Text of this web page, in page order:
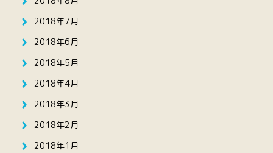
2018年7月
2018年6月
2018年5月
2018年4月
2018年3月
2018年2月
2018年1月